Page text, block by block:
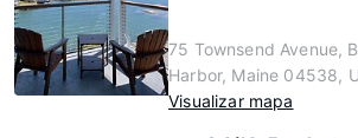
75 Townsend Avenue,
Harbor, Maine 04538,
Visualizar mapa